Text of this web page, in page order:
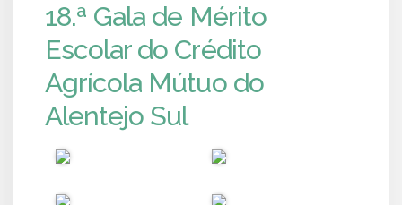
18.ª Gala de Mérito
Escolar do Crédito
Agrícola Mútuo do
Alentejo Sul